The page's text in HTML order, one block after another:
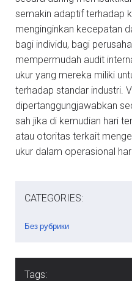
semakin adaptif terhadap
menginginkan kecepatan
bagi individu, bagi
mempermudah audit
ukur yang mereka miliki
terhadap standar industri.
dipertanggungjawabkan
sah jika di kemudian hari
atau otoritas terkait
ukur dalam operasional
CATEGORIES:
Без рубрики
Tags: